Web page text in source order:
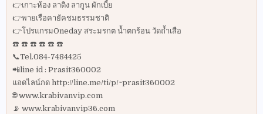
👉เกาะห้อง ลาดิง ลากูน ผักเบี้ย
👉พายเรือคายัคชมธรรมชาติ
👉โปรแกรมOneday สระมรกต น้ำตกร้อน วัดถ้ำเสือ
☎️ ☎️ ☎️ ☎️ ☎️ ☎️
📞Tel.084-7484425
📲line id : Prasit360002
แอดไลน์กด http://line.me/ti/p/~prasit360002
🌐 www.krabivanvip.com
📡 www.krabivanvip36.com